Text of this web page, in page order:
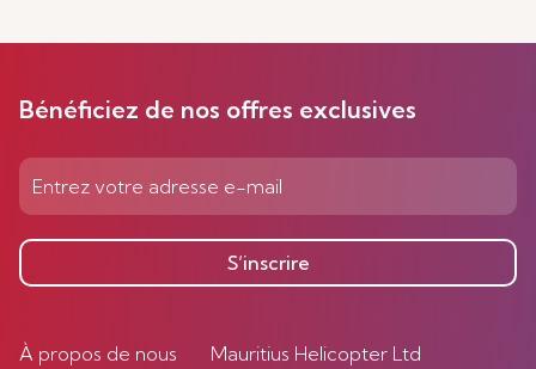
Bénéficiez de nos offres exclusives
S’inscrire
À propos de nous
Mauritius Helicopter Ltd